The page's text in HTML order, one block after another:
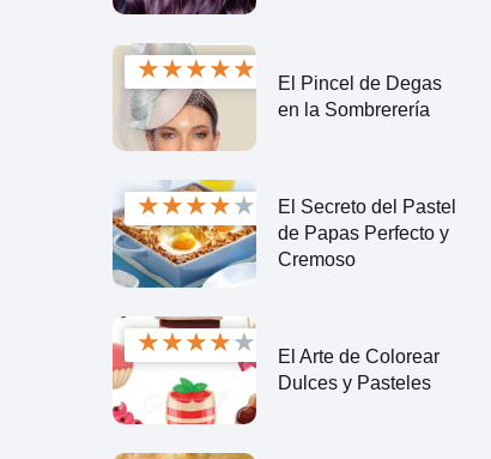
★★★★★
El Pincel de Degas
en la Sombrerería
★★★★★
El Secreto del Pastel
de Papas Perfecto y
Cremoso
★★★★★
El Arte de Colorear
Dulces y Pasteles